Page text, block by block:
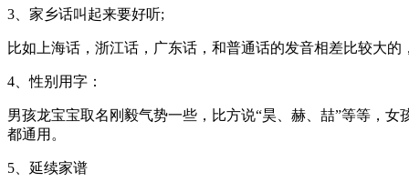
3、家乡话叫起来要好听;
比如上海话，浙江话，广东话，和普通话的发音相差比较大
4、性别用字：
男孩龙宝宝取名刚毅气势一些，比方说“昊、赫、喆”等等，
都通用。
5、延续家谱